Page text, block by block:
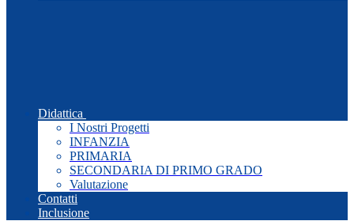
Didattica
I Nostri Progetti
INFANZIA
PRIMARIA
SECONDARIA DI PRIMO GRADO
Valutazione
Contatti
Inclusione